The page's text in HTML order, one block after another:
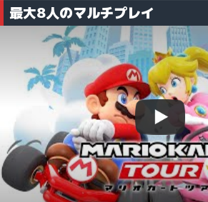
最大8人のマルチプレイ